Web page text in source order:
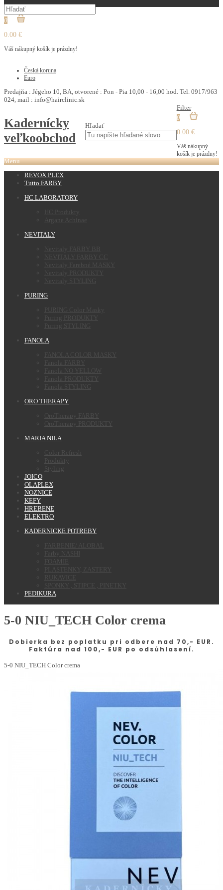
0
0.00 €
Váš nákupný košík je prázdny!
Česká koruna
Euro
Predajňa : Jégeho 10, BA, otvorené : Pon - Pia 10,00 - 16,00 hod. Tel. 0917/963
024, mail : info@hairclinic.sk
Kadernícky
veľkoobchod
Hľadať
Filter
0
0.00 €
Váš nákupný
košík je prázdny!
Menu
REVOX PLEX
Tutto FARBY
HC LABORATORY
HC Produkty
Argane Achinae
NEVITALY
Nevitaly FARBY BB
NEVITALY FARBY CC
Nevitaly Farebné MASKY
Nevitaly PRODUKTY
Nevitaly STYLING
PURING
PURING Color Masky
Puring PRODUKTY
Puring STYLING
FANOLA
FANOLA COLOR MASKY
Fanola FARBY
Fanola NO YELLOW
Fanola PRODUKTY
Fanola STYLING
ORO THERAPY
OroTherapy FARBY
OroTherapy PRODUKTY
MARIA NILA
Color Refresh
Produkty
Styling
JOICO
OLAPLEX
NOZNICE
KEFY
HREBENE
ELEKTRO
KADERNICKE POTREBY
FARBENIE/ ALOBAL
Farby NASHI
FOAMIE
PLASTENKY, ZASTERY
RUKAVICE
SPONKY , STIPCE , PINETKY
PEDIKURA
5-0 NIU_TECH Color crema
Dobierka bez poplatku pri odbere nad 70,- EUR.
Faktúra nad 100,- EUR po odsúhlasení.
5-0 NIU_TECH Color crema